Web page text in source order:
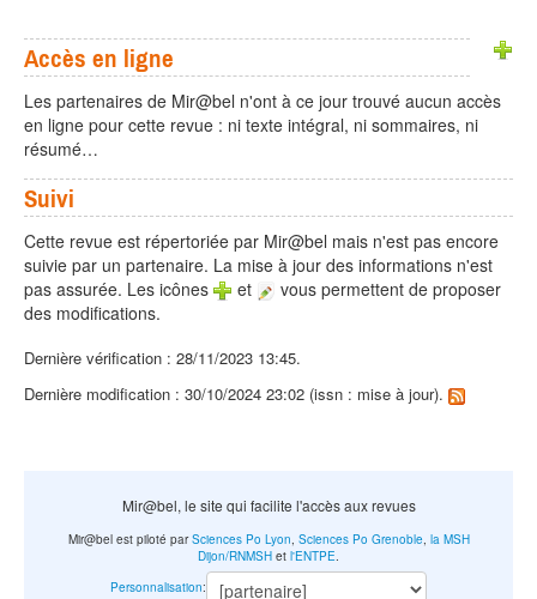
Accès en ligne
Les partenaires de Mir@bel n'ont à ce jour trouvé aucun accès
en ligne pour cette revue : ni texte intégral, ni sommaires, ni
résumé…
Suivi
Cette revue est répertoriée par Mir@bel mais n'est pas encore
suivie par un partenaire. La mise à jour des informations n'est
pas assurée. Les icônes
et
vous permettent de proposer
des modifications.
Dernière vérification : 28/11/2023 13:45.
Dernière modification : 30/10/2024 23:02 (issn : mise à jour).
Mir@bel, le site qui facilite l'accès aux revues
Mir@bel est piloté parSciences Po Lyon, Sciences Po Grenoble, la MSH
Dijon/RNMSH et l'ENTPE.
Personnalisation: